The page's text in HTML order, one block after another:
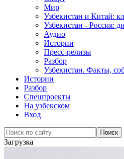
Мир
Узбекистан и Китай:
Узбекистан - Россия:
Аудио
Истории
Пресс-релизы
Разбор
Узбекистан. Факты,
Истории
Разбор
Спецпроекты
На узбекском
Вход
Загрузка